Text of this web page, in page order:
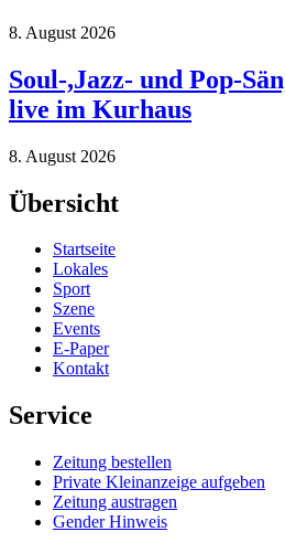
8. August 2026
Soul-,Jazz- und Pop-
live im Kurhaus
8. August 2026
Übersicht
Startseite
Lokales
Sport
Szene
Events
E-Paper
Kontakt
Service
Zeitung bestellen
Private Kleinanzeige aufgeben
Zeitung austragen
Gender Hinweis